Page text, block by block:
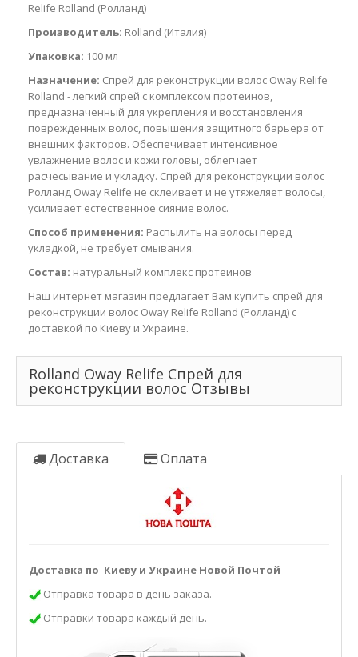
Relife Rolland (Ролланд)
Производитель: Rolland (Италия)
Упаковка: 100 мл
Назначение: Спрей для реконструкции волос Oway Relife
Rolland - легкий спрей с комплексом протеинов,
предназначенный для укрепления и восстановления
поврежденных волос, повышения защитного барьера от
внешних факторов. Обеспечивает интенсивное
увлажнение волос и кожи головы, облегчает
расчесывание и укладку. Спрей для реконструкции волос
Ролланд Oway Relife не склеивает и не утяжеляет волосы,
усиливает естественное сияние волос.
Способ применения: Распылить на волосы перед
укладкой, не требует смывания.
Состав: натуральный комплекс протеинов
Наш интернет магазин предлагает Вам купить спрей для
реконструкции волос Oway Relife Rolland (Ролланд) с
доставкой по Киеву и Украине.
Rolland Oway Relife Спрей для
реконструкции волос Отзывы
Доставка Оплата
Доставка по Киеву и Украине Новой Почтой
Отправка товара в день заказа.
Отправки товара каждый день.